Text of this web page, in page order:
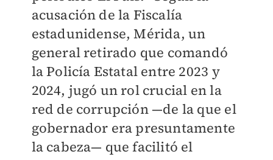
acusación de la Fiscalía
estadunidense, Mérida, un
general retirado que comandó
la Policía Estatal entre 2023 y
2024, jugó un rol crucial en la
red de corrupción —de la que el
gobernador era presuntamente
la cabeza— que facilitó el